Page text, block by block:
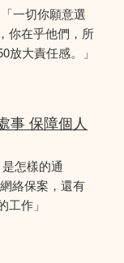
一切你願意選
你在乎他們，所
放大責任感。」
事 保障個人
怎樣的通
絡保案，還有
作」